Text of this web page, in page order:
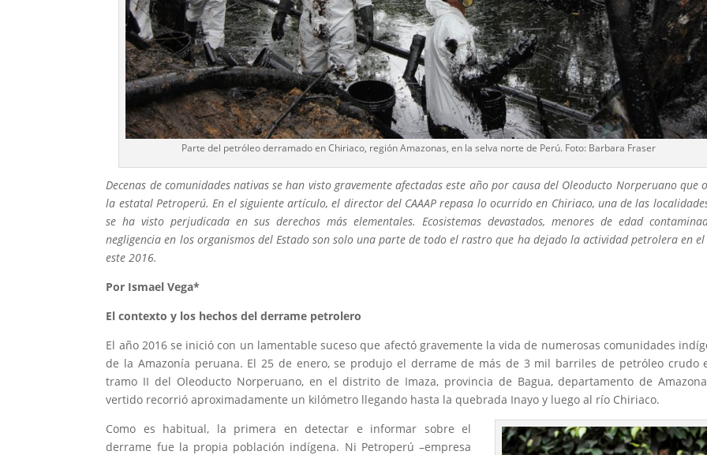
Parte del petróleo derramado en Chiriaco, región Amazonas, en la selva norte de Perú. Foto: Barbara Fraser
Decenas de comunidades nativas se han visto gravemente afectadas este año por causa del Oleoducto Norperuano que
la estatal Petroperú. En el siguiente artículo, el director del CAAAP repasa lo ocurrido en Chiriaco, una de las
se ha visto perjudicada en sus derechos más elementales. Ecosistemas devastados, menores de edad
negligencia en los organismos del Estado son solo una parte de todo el rastro que ha dejado la actividad petrolera en el
este 2016.
Por Ismael Vega*
El contexto y los hechos del derrame petrolero
El año 2016 se inició con un lamentable suceso que afectó gravemente la vida de numerosas comunidades
de la Amazonía peruana. El 25 de enero, se produjo el derrame de más de 3 mil barriles de petróleo crudo
tramo II del Oleoducto Norperuano, en el distrito de Imaza, provincia de Bagua, departamento de
vertido recorrió aproximadamente un kilómetro llegando hasta la quebrada Inayo y luego al río Chiriaco.
Como es habitual, la primera en detectar e informar sobre el
derrame fue la propia población indígena. Ni Petroperú –empresa